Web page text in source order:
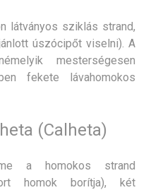
látványos sziklás strand,
úszócipőt viselni). A
mesterségesen
fekete lávahomokos
(Calheta)
a homokos strand
homok borítja), két